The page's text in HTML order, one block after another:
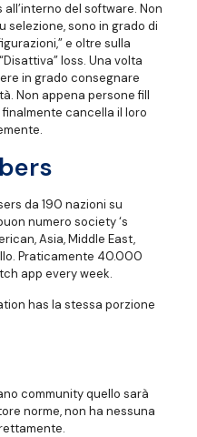
del software. Non
selezione, sono in grado di
e oltre sulla
loss. Una volta
in grado consegnare
Non appena persone fill
cancella il loro
da 190 nazioni su
numero society ‘s
Asia, Middle East,
Praticamente 40.000
app every week.
has la stessa porzione
community quello sarà
norme, non ha nessuna